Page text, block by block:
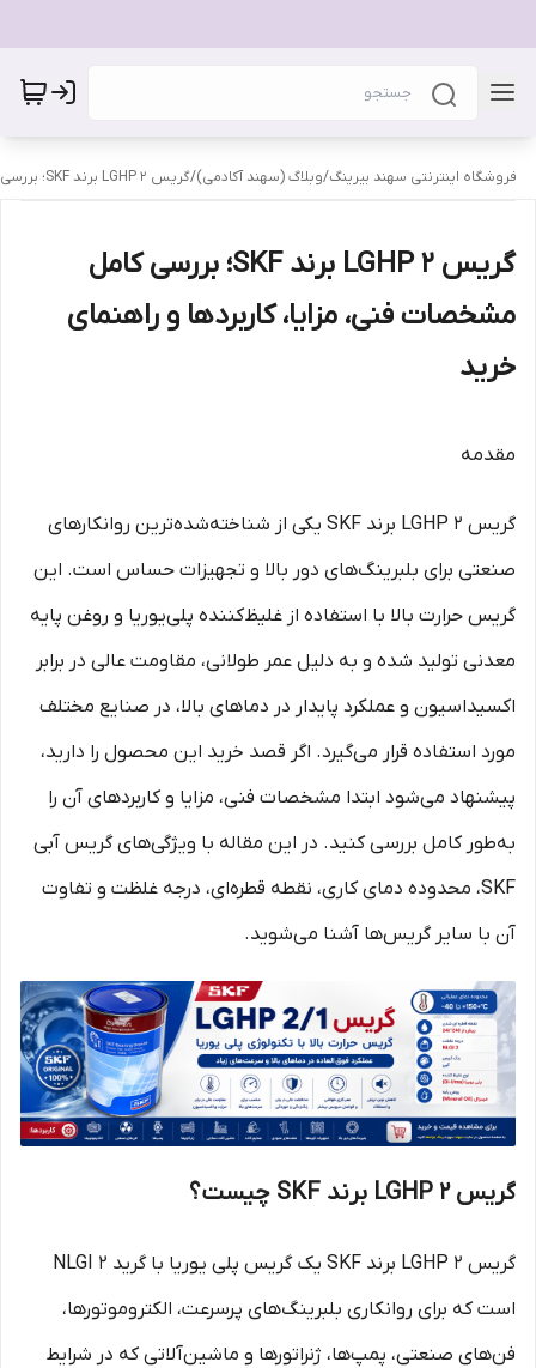
فروشگاه اینترنتی سهند بیرینگ/وبلاگ (سهند آکادمی)/گریس LGHP 2 برند SKF؛ بررسی کامل مشخصات فنی، مزایا، کاربردها و راهنمای خرید
گریس LGHP 2 برند SKF؛ بررسی کامل
مشخصات فنی، مزایا، کاربردها و راهنمای
خرید
مقدمه
گریس LGHP 2 برند SKF یکی از شناخته‌شده‌ترین روانکارهای
صنعتی برای بلبرینگ‌های دور بالا و تجهیزات حساس است. این
گریس حرارت بالا با استفاده از غلیظ‌کننده پلی‌یوریا و روغن پایه
معدنی تولید شده و به دلیل عمر طولانی، مقاومت عالی در برابر
اکسیداسیون و عملکرد پایدار در دماهای بالا، در صنایع مختلف
مورد استفاده قرار می‌گیرد. اگر قصد خرید این محصول را دارید،
پیشنهاد می‌شود ابتدا مشخصات فنی، مزایا و کاربردهای آن را
به‌طور کامل بررسی کنید. در این مقاله با ویژگی‌های گریس آبی
SKF، محدوده دمای کاری، نقطه قطره‌ای، درجه غلظت و تفاوت
آن با سایر گریس‌ها آشنا می‌شوید.
گریس LGHP 2 برند SKF چیست؟
گریس LGHP 2 برند SKF یک گریس پلی یوریا با گرید NLGI 2
است که برای روانکاری بلبرینگ‌های پرسرعت، الکتروموتورها،
فن‌های صنعتی، پمپ‌ها، ژنراتورها و ماشین‌آلاتی که در شرایط